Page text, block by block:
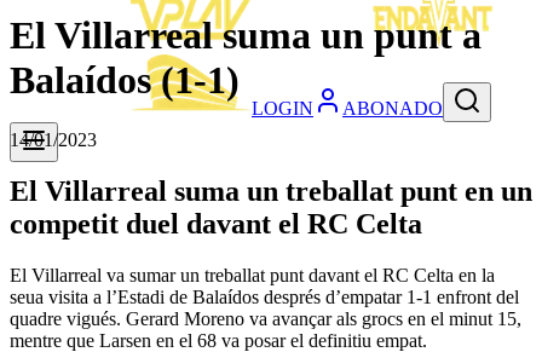
LOGIN ABONADO
El Villarreal suma un punt a
Balaídos (1-1)
14/01/2023
El Villarreal suma un treballat punt en un
competit duel davant el RC Celta
El Villarreal va sumar un treballat punt davant el RC Celta en la
seua visita a l’Estadi de Balaídos després d’empatar 1-1 enfront del
quadre vigués. Gerard Moreno va avançar als grocs en el minut 15,
mentre que Larsen en el 68 va posar el definitiu empat.